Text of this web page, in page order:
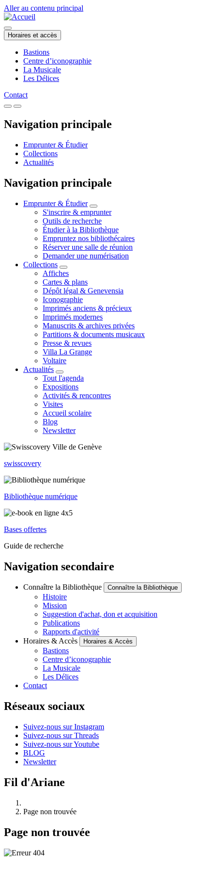
Aller au contenu principal
Horaires et accès
Bastions
Centre d’iconographie
La Musicale
Les Délices
Contact
Navigation principale
Emprunter & Étudier
Collections
Actualités
Navigation principale
Emprunter & Étudier
S'inscrire & emprunter
Outils de recherche
Étudier à la Bibliothèque
Empruntez nos bibliothécaires
Réserver une salle de réunion
Demander une numérisation
Collections
Affiches
Cartes & plans
Dépôt légal & Genevensia
Iconographie
Imprimés anciens & précieux
Imprimés modernes
Manuscrits & archives privées
Partitions & documents musicaux
Presse & revues
Villa La Grange
Voltaire
Actualités
Tout l'agenda
Expositions
Activités & rencontres
Visites
Accueil scolaire
Blog
Newsletter
swisscovery
Bibliothèque numérique
Bases offertes
Guide de recherche
Navigation secondaire
Connaître la Bibliothèque Connaître la Bibliothèque
Histoire
Mission
Suggestion d'achat, don et acquisition
Publications
Rapports d'activité
Horaires & Accès
Horaires & Accès
Bastions
Centre d’iconographie
La Musicale
Les Délices
Contact
Réseaux sociaux
Suivez-nous sur Instagram
Suivez-nous sur Threads
Suivez-nous sur Youtube
BLOG
Newsletter
Fil d'Ariane
Page non trouvée
Page non trouvée